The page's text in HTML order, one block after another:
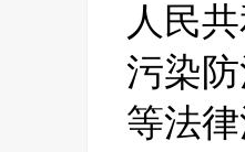
人民
污染
等法